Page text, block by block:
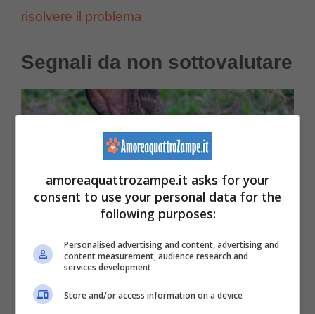
risolvere il problema
Segnali da non sottovalutare
Rogna auricolare del coniglio: rimedi (Foto Pixabay)
amoreaquattrozampe.it asks for your
consent to use your personal data for the
following purposes:
Personalised advertising and content, advertising and
content measurement, audience research and
services development
Store and/or access information on a device